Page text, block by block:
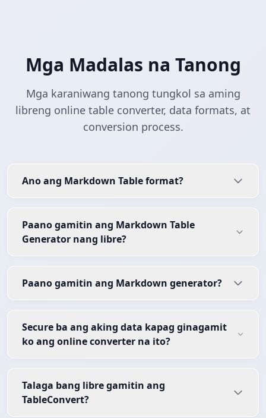
Mga Madalas na Tanong
Mga karaniwang tanong tungkol sa aming
libreng online table converter, data formats, at
conversion process.
Ano ang Markdown Table format?
Paano gamitin ang Markdown Table
Generator nang libre?
Paano gamitin ang Markdown generator?
Secure ba ang aking data kapag ginagamit
ko ang online converter na ito?
Talaga bang libre gamitin ang
TableConvert?